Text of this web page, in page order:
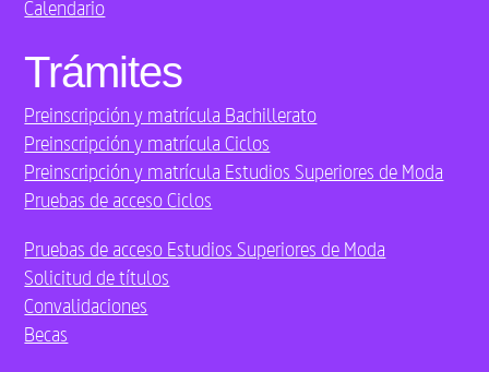
Calendario
Trámites
Preinscripción y matrícula Bachillerato
Preinscripción y matrícula Ciclos
Preinscripción y matrícula Estudios Superiores de Moda
Pruebas de acceso Ciclos
Pruebas de acceso Estudios Superiores de Moda
Solicitud de títulos
Convalidaciones
Becas